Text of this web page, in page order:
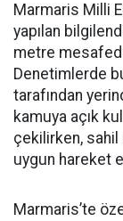
Marmaris Milli
yapılan
metre
Denetimlerde
tarafından
kamuya açık
çekilirken,
uygun hareket
Marmaris’te